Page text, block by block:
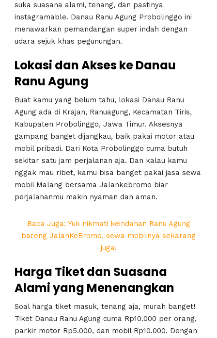
suka suasana alami, tenang, dan pastinya
instagramable. Danau Ranu Agung Probolinggo ini
menawarkan pemandangan super indah dengan
udara sejuk khas pegunungan.
Lokasi dan Akses ke Danau
Ranu Agung
Buat kamu yang belum tahu, lokasi Danau Ranu
Agung ada di Krajan, Ranuagung, Kecamatan Tiris,
Kabupaten Probolinggo, Jawa Timur. Aksesnya
gampang banget dijangkau, baik pakai motor atau
mobil pribadi. Dari Kota Probolinggo cuma butuh
sekitar satu jam perjalanan aja. Dan kalau kamu
nggak mau ribet, kamu bisa banget pakai jasa sewa
mobil Malang bersama Jalankebromo biar
perjalananmu makin nyaman dan aman.
Baca Juga: Yuk nikmati keindahan Ranu Agung
bareng JalanKeBromo, sewa mobilnya sekarang
juga!
Harga Tiket dan Suasana
Alami yang Menenangkan
Soal harga tiket masuk, tenang aja, murah banget!
Tiket Danau Ranu Agung cuma Rp10.000 per orang,
parkir motor Rp5.000, dan mobil Rp10.000. Dengan